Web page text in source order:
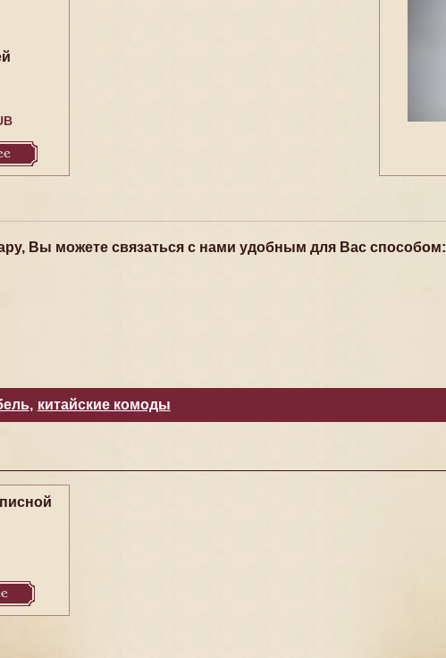
Вы можете связаться с нами удобным для Вас способом:
, китайские комоды